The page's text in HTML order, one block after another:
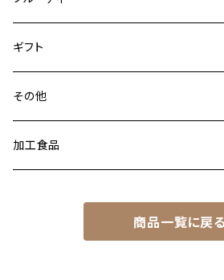
ギフト
その他
加工食品
商品一覧に戻る